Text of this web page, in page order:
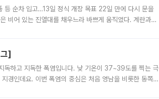
등 순차 입고…13일 정식 개장 목표 22일 만에 다시 문을
비어 있는 진열대를 채우느라 바쁘게 움직였다. 계란과
]
독하고 지독한 폭염입니다. 낮 기온이 37~39도를 찍는 극
경인데요. 이번 폭염의 중심은 처음 영남을 비롯한 동쪽